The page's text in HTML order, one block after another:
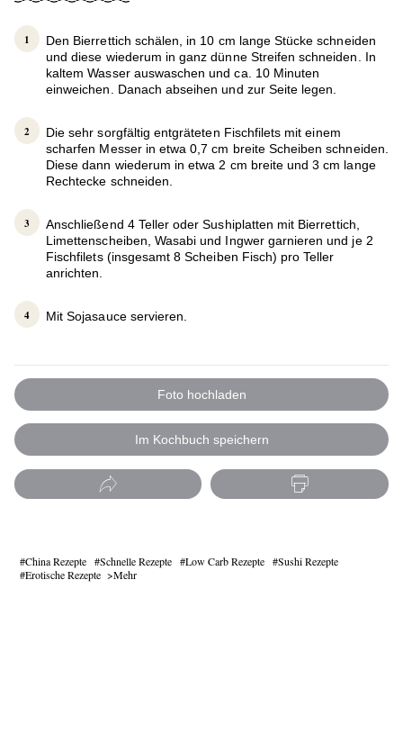
Den Bierrettich schälen, in 10 cm lange Stücke schneiden
und diese wiederum in ganz dünne Streifen schneiden. In
kaltem Wasser auswaschen und ca. 10 Minuten
einweichen. Danach abseihen und zur Seite legen.
Die sehr sorgfältig entgräteten Fischfilets mit einem
scharfen Messer in etwa 0,7 cm breite Scheiben schneiden.
Diese dann wiederum in etwa 2 cm breite und 3 cm lange
Rechtecke schneiden.
Anschließend 4 Teller oder Sushiplatten mit Bierrettich,
Limettenscheiben, Wasabi und Ingwer garnieren und je 2
Fischfilets (insgesamt 8 Scheiben Fisch) pro Teller
anrichten.
Mit Sojasauce servieren.
Foto hochladen
Im Kochbuch speichern
China Rezepte Schnelle Rezepte Low Carb Rezepte
Sushi Rezepte
Erotische Rezepte
Mehr